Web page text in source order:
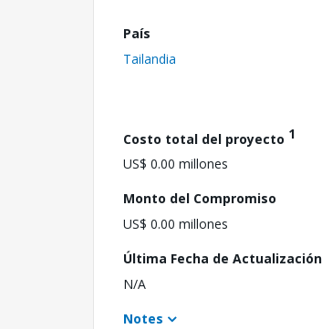
País
Tailandia
Costo total del proyecto 1
US$ 0.00 millones
Monto del Compromiso
US$ 0.00 millones
Última Fecha de Actualización
N/A
Notes